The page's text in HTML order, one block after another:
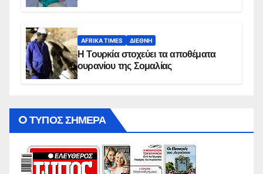
AFRIKA TIMES ΔΙΕΘΝΉ
Η Τουρκία στοχεύει τα αποθέματα
ουρανίου της Σομαλίας
O ΤΥΠΟΣ ΣΗΜΕΡΑ